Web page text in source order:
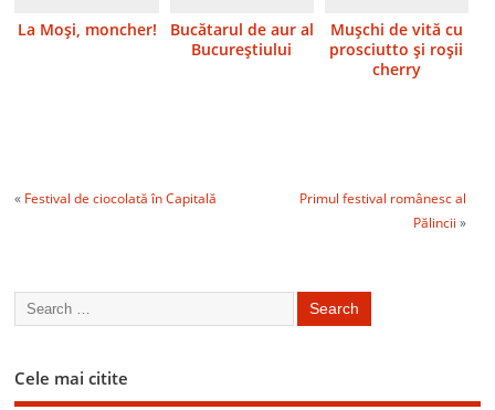
La Moşi, moncher!
Bucătarul de aur al
Bucureştiului
Muşchi de vită cu
prosciutto şi roşii
cherry
« Festival de ciocolată în Capitală
Primul festival românesc al
Pălincii »
Cele mai citite